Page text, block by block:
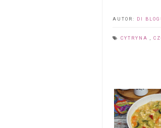
AUTOR: DI
CYTRYNA